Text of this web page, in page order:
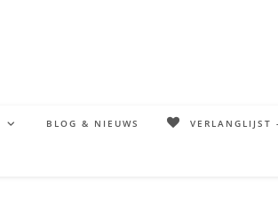
BLOG & NIEUWS VERLANGLIJST -